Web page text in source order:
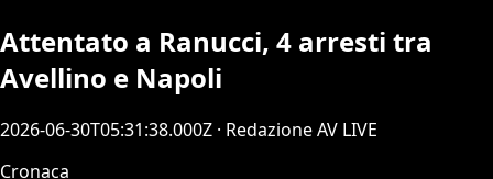
Attentato a Ranucci, 4 arresti tra
Avellino e Napoli
2026-06-30T05:31:38.000Z · Redazione AV LIVE
Cronaca